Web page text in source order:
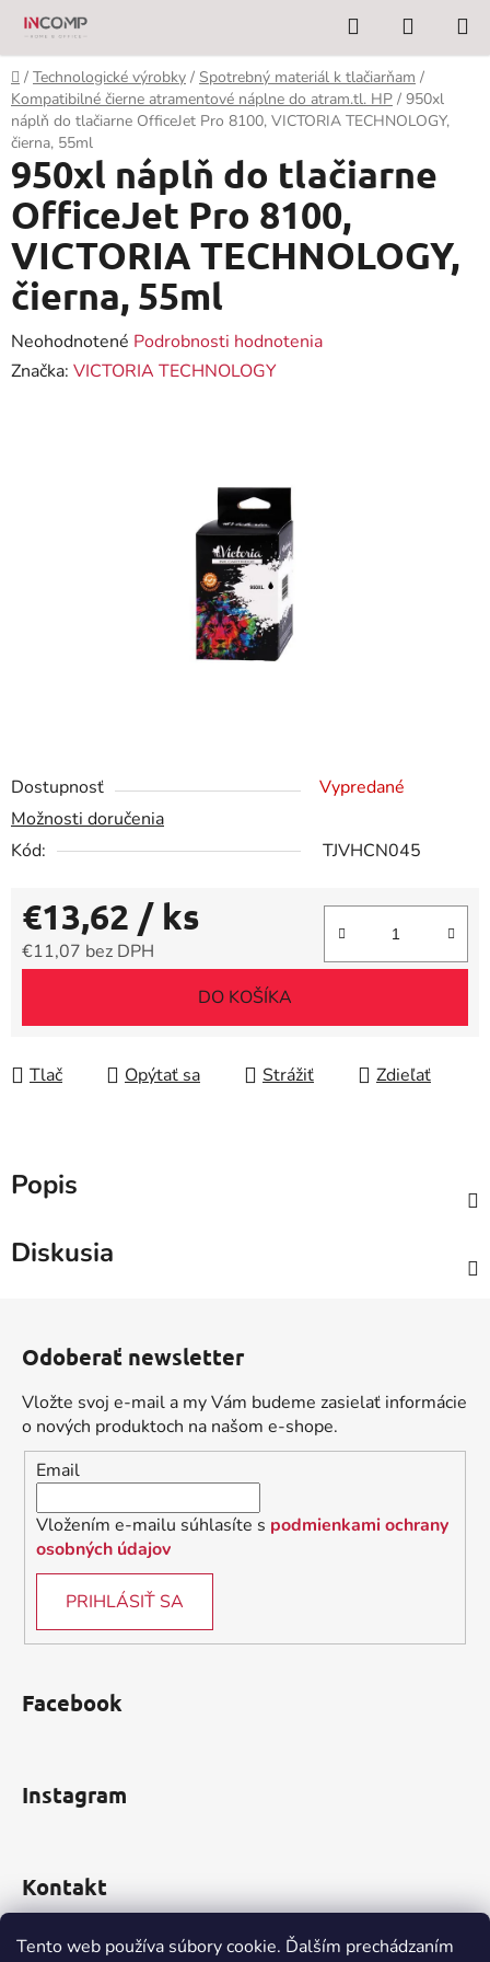
Tento web používa súbory cookie. Ďalším prechádzaním
Prejsť
obsah
Hľadať
KOŠÍK
Domov
/ Technologické výrobky / Spotrebný materiál k tlačiarňam /
Kompatibilné čierne atramentové náplne do atram.tl. HP / 950xl
náplň do tlačiarne OfficeJet Pro 8100, VICTORIA TECHNOLOGY,
čierna, 55ml
Dostupnosť
Vypredané
Možnosti doručenia
Kód:
TJVHCN045
€13,62 / ks
€11,07 bez DPH
DO KOŠÍKA
Tlač Opýtať sa Strážiť Zdieľať
950xl náplň do tlačiarne
OfficeJet Pro 8100,
VICTORIA TECHNOLOGY,
čierna, 55ml
Priemerné
hodnotenie
Neohodnotené Podrobnosti hodnotenia
Značka: VICTORIA TECHNOLOGY
Popis
Diskusia
Odoberať newsletter
Vložte svoj e-mail a my Vám budeme zasielať informácie
o nových produktoch na našom e-shope.
Email
Vložením e-mailu súhlasíte s podmienkami ochrany
osobných údajov
PRIHLÁSIŤ SA
Facebook
Instagram
Kontakt
obchod@incomp.sk